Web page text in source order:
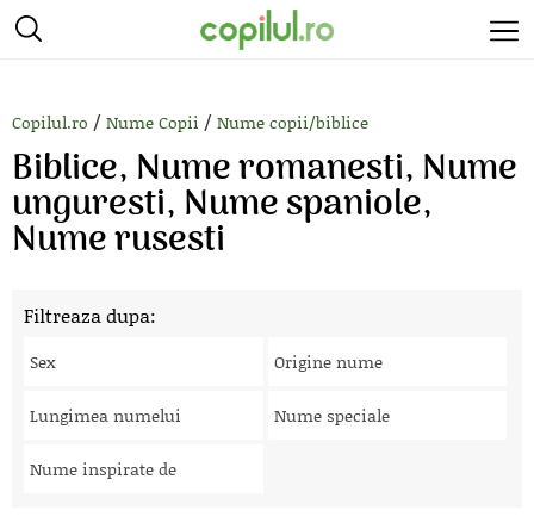
Copilul.ro / Nume Copii / Nume copii/biblice
Biblice, Nume romanesti, Nume
unguresti, Nume spaniole,
Nume rusesti
Filtreaza dupa:
Sex Origine nume
Lungimea numelui Nume speciale
Nume inspirate de